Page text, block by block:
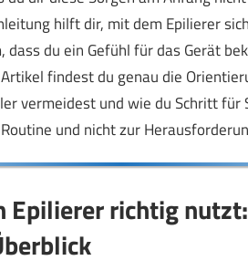
hilft dir, mit dem Epilierer
dass du ein Gefühl für das Gerät
findest du genau die
vermeidest und wie du Schritt für
und nicht zur
Epilierer richtig